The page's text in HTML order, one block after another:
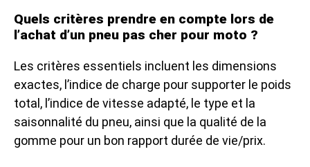
Quels critères prendre en compte lors de
l’achat d’un pneu pas cher pour moto ?
Les critères essentiels incluent les dimensions
exactes, l’indice de charge pour supporter le poids
total, l’indice de vitesse adapté, le type et la
saisonnalité du pneu, ainsi que la qualité de la
gomme pour un bon rapport durée de vie/prix.